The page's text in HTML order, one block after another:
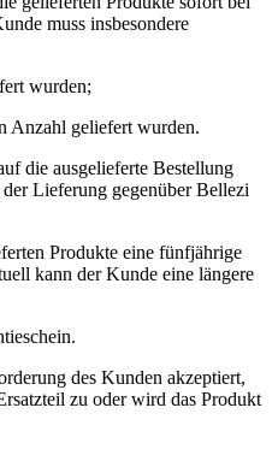
muss insbesondere
wurden;
Anzahl geliefert wurden.
die ausgelieferte Bestellung
Lieferung gegenüber Bellezi
Produkte eine fünfjährige
kann der Kunde eine längere
des Kunden akzeptiert,
zu oder wird das Produkt